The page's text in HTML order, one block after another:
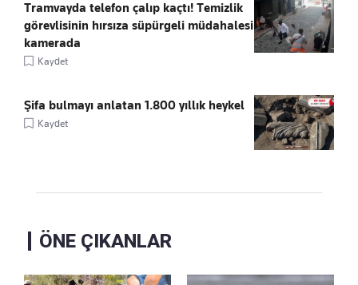
Tramvayda telefon çalıp kaçtı! Temizlik
görevlisinin hırsıza süpürgeli müdahalesi
kamerada
Kaydet
Şifa bulmayı anlatan 1.800 yıllık heykel
Kaydet
ÖNE ÇIKANLAR